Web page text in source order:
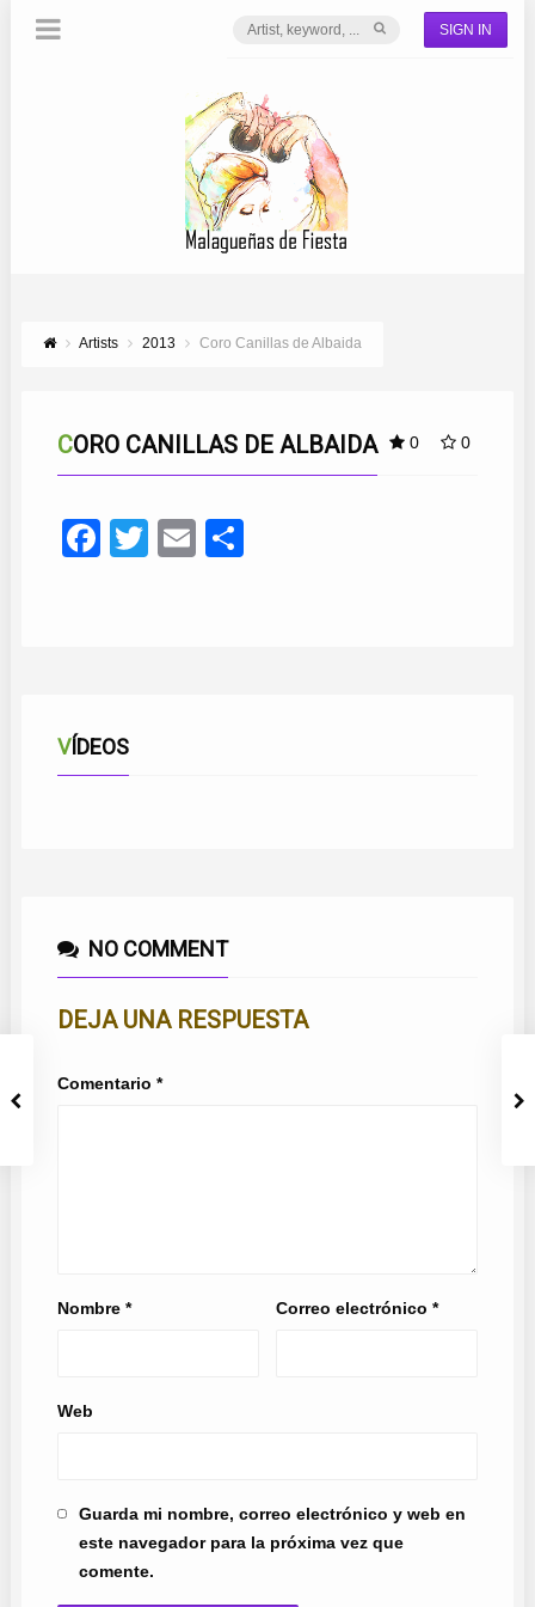
SIGN IN
Artists 2013 Coro Canillas de Albaida
0 0
CORO CANILLAS DE ALBAIDA
Facebook
TwitterEmail
VÍDEOSCUÁNTO AMOR
NO COMMENT
DEJA UNA RESPUESTA
Comentario *
Nombre * Correo electrónico*
Web
Guarda mi nombre, correo electrónico y web en
este navegador para la próxima vez que
comente.